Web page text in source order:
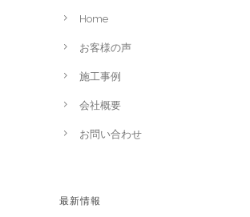
Home
お客様の声
施工事例
会社概要
お問い合わせ
最新情報